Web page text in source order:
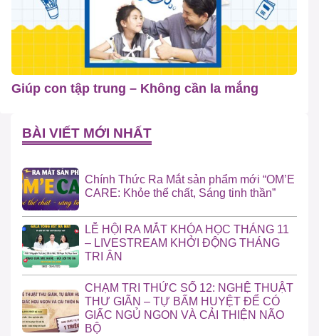
Giúp con tập trung – Không cần la mắng
BÀI VIẾT MỚI NHẤT
Chính Thức Ra Mắt sản phẩm mới “OM’E
CARE: Khỏe thể chất, Sáng tinh thần”
LỄ HỘI RA MẮT KHÓA HỌC THÁNG 11
– LIVESTREAM KHỞI ĐỘNG THÁNG
TRI ÂN
CHẠM TRI THỨC SỐ 12: NGHỆ THUẬT
THƯ GIÃN – TỰ BẤM HUYỆT ĐỂ CÓ
GIẤC NGỦ NGON VÀ CẢI THIỆN NÃO
BỘ